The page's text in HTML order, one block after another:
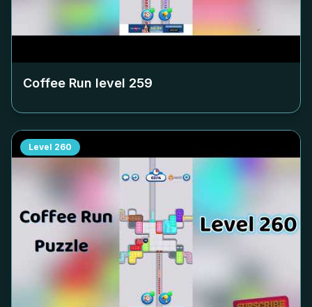
Coffee Run level 259
Level 260